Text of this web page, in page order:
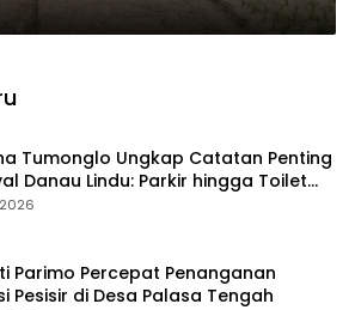
Pertanian RI
Tumonglo Ungkap Catatan Penting
Danau Lindu: Parkir hingga Toilet
Jadi Prioritas
Parimo Percepat Penanganan
Pesisir di Desa Palasa Tengah